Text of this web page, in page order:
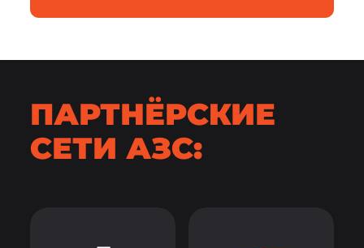
ПАРТНЁРСКИЕ
СЕТИ АЗС: